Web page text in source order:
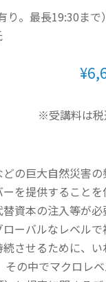
。最長19:30まで）
※受講料は税
の巨大自然災害
を提供すること
資本の注入等が必
ーバルなレベルで
させるために、
の中でマクロレ